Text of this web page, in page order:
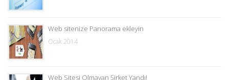
Web sitenize Panorama ekleyin
Ocak 2014
Web Sitesi Olmayan Şirket Yandı!